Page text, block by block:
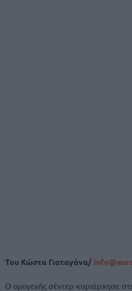
Του Κώστα Γιαταγάνα/
Ο ομογενής σέντερ κυριάρχησε